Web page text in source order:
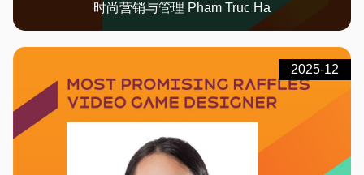
时尚营销与管理 Pham Truc Ha
2025-12